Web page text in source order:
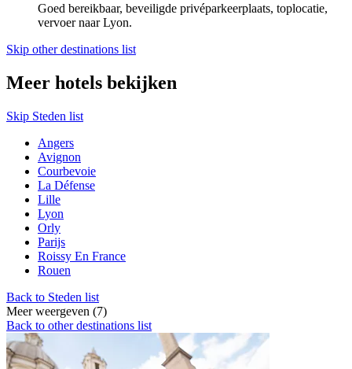
Goed bereikbaar, beveiligde privéparkeerplaats, toplocatie,
vervoer naar Lyon.
Skip other destinations list
Meer hotels bekijken
Skip Steden list
Angers
Avignon
Courbevoie
La Défense
Lille
Lyon
Orly
Parijs
Roissy En France
Rouen
Back to Steden list
Meer weergeven (7)
Back to other destinations list